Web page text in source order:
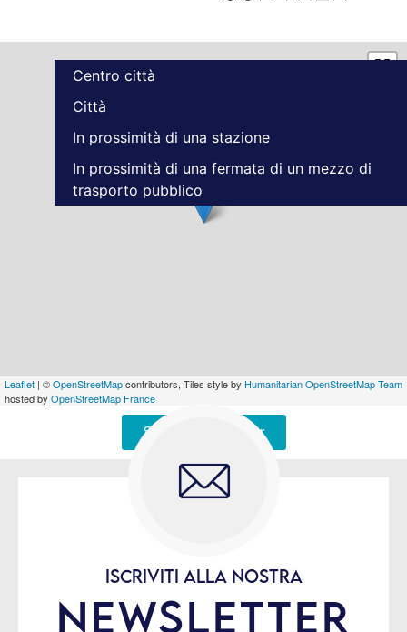
Leaflet | ©OpenStreetMapcontributors, Tiles style by Humanitarian OpenStreetMap Team
hosted by OpenStreetMap France
Centro città
Città
In prossimità di una stazione
In prossimità di una fermata di un mezzo di
trasporto pubblico
Signaler une erreur
ISCRIVITI ALLA NOSTRA
NEWSLETTER